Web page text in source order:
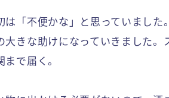
は「不便かな」と思っていまし
大きな助けになっていきました
まで届く。